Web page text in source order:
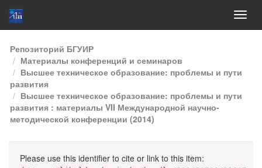
Skip
navigation
Репозиторий БГУИР
Материалы конференций и семинаров
Высшее техническое образование: проблемы и пути
развития
Высшее техническое образование: проблемы и пути
развития : материалы VII Международной научно-
методической конференции (2014)
Please use this identifier to cite or link to this item: